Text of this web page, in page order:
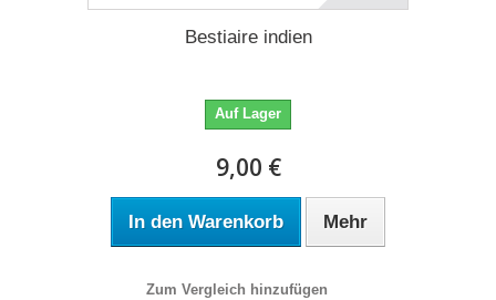
Bestiaire indien
Auf Lager
9,00 €
In den Warenkorb Mehr
Zum Vergleich hinzufügen